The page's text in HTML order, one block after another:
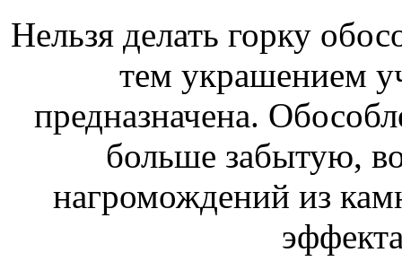
Нельзя делать горку
тем украшением
предназначена.
больше забытую,
нагромождений из